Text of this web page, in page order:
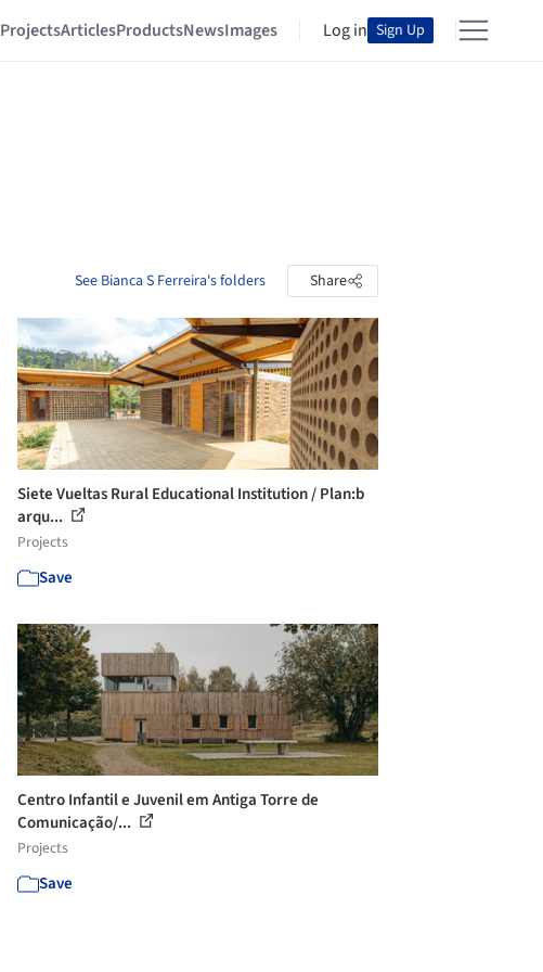
ProjectsArticlesProductsNewsImages Log in Sign Up
See Bianca S Ferreira's folders Share
Siete Vueltas Rural Educational Institution / Plan:b
arqu...
Projects
Save
Centro Infantil e Juvenil em Antiga Torre de
Comunicação/...
Projects
Save